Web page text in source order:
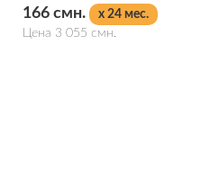
166 смн.
x 24 мес.
Цена 3 055 смн.